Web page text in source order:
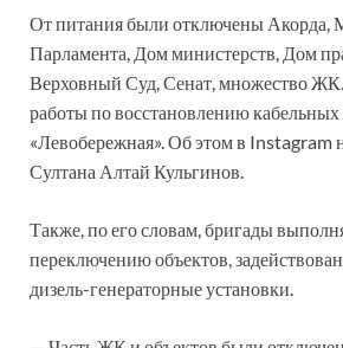
От питания были отключены Акорда,
Парламента, Дом министерств, Дом
Верховный Суд, Сенат, множество
работы по восстановлению
«Левобережная». Об этом в Instagram
Султана Алтай Кульгинов.
Также, по его словам, бригады
переключению объектов,
дизель-генераторные установки.